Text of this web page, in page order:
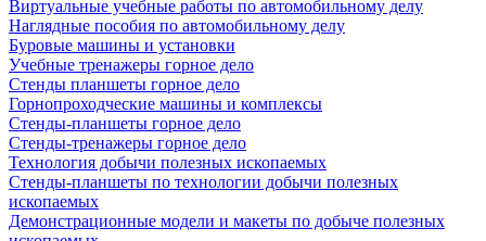
Виртуальные учебные работы по автомобильному делу
Наглядные пособия по автомобильному делу
Буровые машины и установки
Учебные тренажеры горное дело
Стенды планшеты горное дело
Горнопроходческие машины и комплексы
Стенды-планшеты горное дело
Стенды-тренажеры горное дело
Технология добычи полезных ископаемых
Стенды-планшеты по технологии добычи полезных
ископаемых
Демонстрационные модели и макеты по добыче полезных